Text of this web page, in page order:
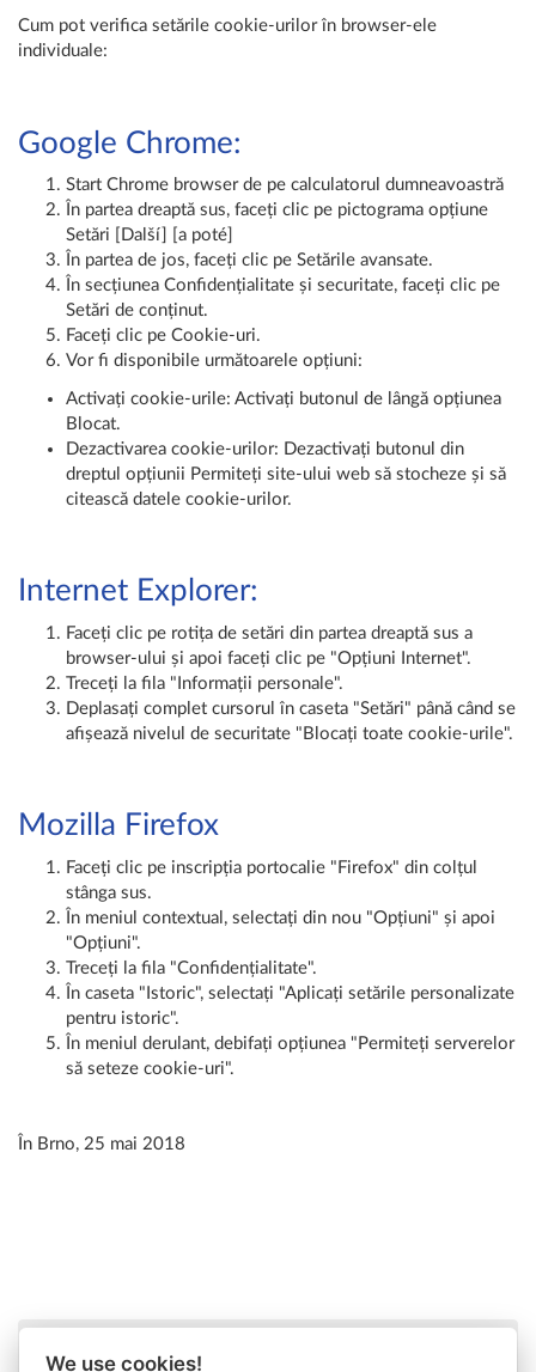
Cum pot verifica setările cookie-urilor în browser-ele
individuale:
Google Chrome:
Start Chrome browser de pe calculatorul dumneavoastră
În partea dreaptă sus, faceți clic pe pictograma opțiune
Setări [Další] [a poté]
În partea de jos, faceți clic pe Setările avansate.
În secțiunea Confidențialitate și securitate, faceți clic pe
Setări de conținut.
Faceți clic pe Cookie-uri.
Vor fi disponibile următoarele opțiuni:
Activați cookie-urile: Activați butonul de lângă opțiunea
Blocat.
Dezactivarea cookie-urilor: Dezactivați butonul din
dreptul opțiunii Permiteți site-ului web să stocheze și să
citească datele cookie-urilor.
Internet Explorer:
Faceți clic pe rotița de setări din partea dreaptă sus a
browser-ului și apoi faceți clic pe "Opțiuni Internet".
Treceți la fila "Informații personale".
Deplasați complet cursorul în caseta "Setări" până când se
afișează nivelul de securitate "Blocați toate cookie-urile".
Mozilla Firefox
Faceți clic pe inscripția portocalie "Firefox" din colțul
stânga sus.
În meniul contextual, selectați din nou "Opțiuni" și apoi
"Opțiuni".
Treceți la fila "Confidențialitate".
În caseta "Istoric", selectați "Aplicați setările personalizate
pentru istoric".
În meniul derulant, debifați opțiunea "Permiteți serverelor
să seteze cookie-uri".
În Brno, 25 mai 2018
We use cookies!